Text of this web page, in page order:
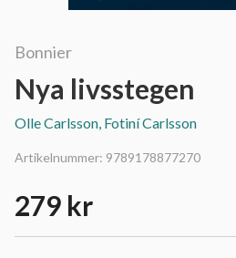
Bonnier
Nya livsstegen
Olle Carlsson, Fotiní Carlsson
Artikelnummer: 9789178877270
279 kr